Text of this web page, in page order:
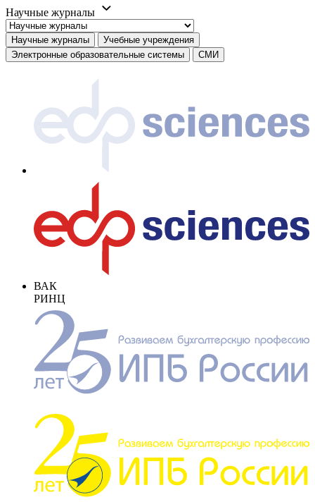
Научные журналы
Научные журналы
Учебные учреждения
Электронные образовательные системы
СМИ
ВАК
РИНЦ